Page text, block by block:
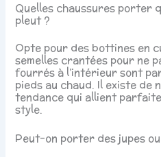
Quelles chaussures porter
pleut ?
Opte pour des bottines en
semelles crantées pour ne
fourrés à l’intérieur sont
pieds au chaud. Il existe de
tendance qui allient
style.
Peut-on porter des jupes